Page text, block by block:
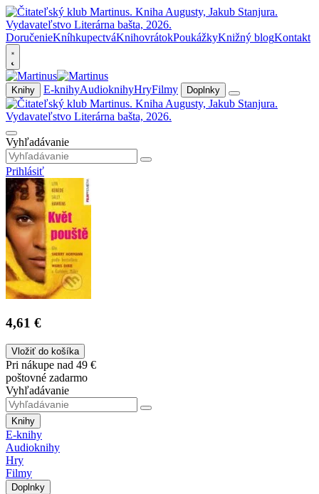
DoručenieKníhkupectváKnihovrátokPoukážkyKnižný blogKontakt
Knihy E-knihyAudioknihyHryFilmy Doplnky
Vyhľadávanie
Prihlásiť
4,61 €
Vložiť do košíka
Pri nákupe nad 49 €
poštovné zadarmo
Vyhľadávanie
Knihy
E-knihy
Audioknihy
Hry
Filmy
Doplnky